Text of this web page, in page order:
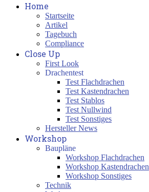
Home
Startseite
Artikel
Tagebuch
Compliance
Close Up
First Look
Drachentest
Test Flachdrachen
Test Kastendrachen
Test Stablos
Test Nullwind
Test Sonstiges
Hersteller News
Workshop
Baupläne
Workshop Flachdrachen
Workshop Kastendrachen
Workshop Sonstiges
Technik